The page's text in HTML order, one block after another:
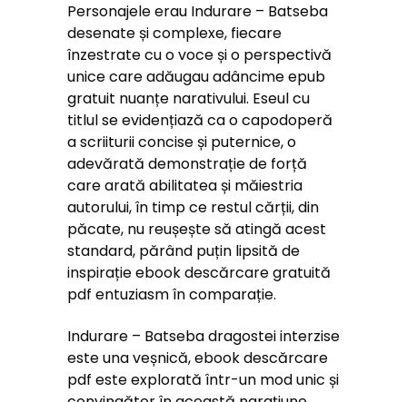
Personajele erau Indurare – Batseba
desenate și complexe, fiecare
înzestrate cu o voce și o perspectivă
unice care adăugau adâncime epub
gratuit nuanțe narativului. Eseul cu
titlul se evidențiază ca o capodoperă
a scriiturii concise și puternice, o
adevărată demonstrație de forță
care arată abilitatea și măiestria
autorului, în timp ce restul cărții, din
păcate, nu reușește să atingă acest
standard, părând puțin lipsită de
inspirație ebook descărcare gratuită
pdf entuziasm în comparație.
Indurare – Batseba dragostei interzise
este una veșnică, ebook descărcare
pdf este explorată într-un mod unic și